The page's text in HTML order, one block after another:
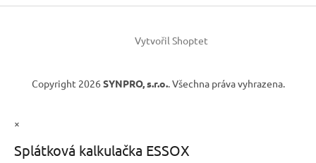
Vytvořil Shoptet
Copyright 2026 SYNPRO, s.r.o.. Všechna práva vyhrazena.
×
Splátková kalkulačka ESSOX